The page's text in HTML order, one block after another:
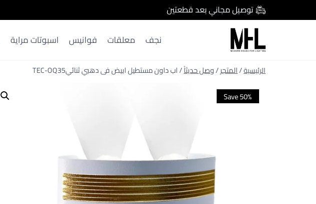
إلى
توصيل مجاني بعد قطعتين
نجف معلقات فوانيس اسبوتات مراية
/المتجر/وصل حديثاً/اب داون مستطيل ابيض فى دهبي ثنائيTEC-OQ35
Save 50%